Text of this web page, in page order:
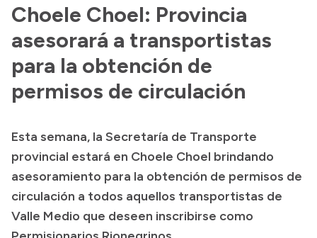
Discursos en la Legislatura
Casa de Gobierno
Acerca de Río Negro
Historia
Choele Choel: Provincia
asesorará a transportistas
para la obtención de
permisos de circulación
Esta semana, la Secretaría de Transporte
provincial estará en Choele Choel brindando
asesoramiento para la obtención de permisos de
circulación a todos aquellos transportistas de
Valle Medio que deseen inscribirse como